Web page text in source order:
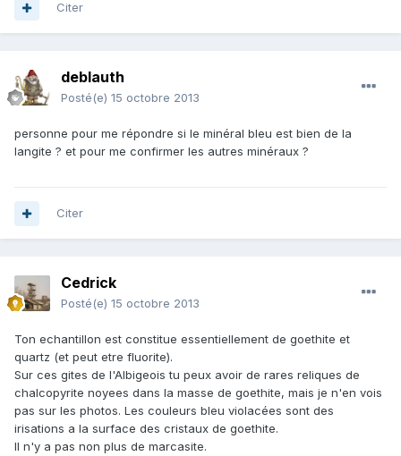
Citer
deblauth
Posté(e) 15 octobre 2013
personne pour me répondre si le minéral bleu est bien de la
langite ? et pour me confirmer les autres minéraux ?
Citer
Cedrick
Posté(e) 15 octobre 2013
Ton echantillon est constitue essentiellement de goethite et
quartz (et peut etre fluorite).
Sur ces gites de l'Albigeois tu peux avoir de rares reliques de
chalcopyrite noyees dans la masse de goethite, mais je n'en vois
pas sur les photos. Les couleurs bleu violacées sont des
irisations a la surface des cristaux de goethite.
Il n'y a pas non plus de marcasite.